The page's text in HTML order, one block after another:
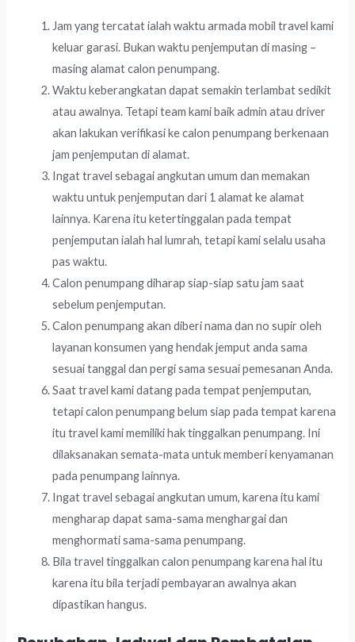
Jam yang tercatat ialah waktu armada mobil travel kami
keluar garasi. Bukan waktu penjemputan di masing –
masing alamat calon penumpang.
Waktu keberangkatan dapat semakin terlambat sedikit
atau awalnya. Tetapi team kami baik admin atau driver
akan lakukan verifikasi ke calon penumpang berkenaan
jam penjemputan di alamat.
Ingat travel sebagai angkutan umum dan memakan
waktu untuk penjemputan dari 1 alamat ke alamat
lainnya. Karena itu ketertinggalan pada tempat
penjemputan ialah hal lumrah, tetapi kami selalu usaha
pas waktu.
Calon penumpang diharap siap-siap satu jam saat
sebelum penjemputan.
Calon penumpang akan diberi nama dan no supir oleh
layanan konsumen yang hendak jemput anda sama
sesuai tanggal dan pergi sama sesuai pemesanan Anda.
Saat travel kami datang pada tempat penjemputan,
tetapi calon penumpang belum siap pada tempat karena
itu travel kami memiliki hak tinggalkan penumpang. Ini
dilaksanakan semata-mata untuk memberi kenyamanan
pada penumpang lainnya.
Ingat travel sebagai angkutan umum, karena itu kami
mengharap dapat sama-sama menghargai dan
menghormati sama-sama penumpang.
Bila travel tinggalkan calon penumpang karena hal itu
karena itu bila terjadi pembayaran awalnya akan
dipastikan hangus.